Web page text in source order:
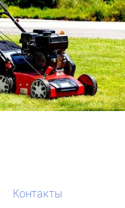
Контакты